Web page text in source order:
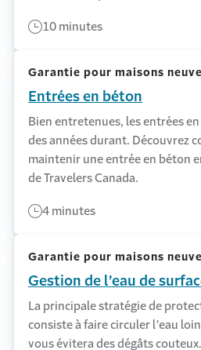
10 minutes
Garantie pour maisons
Entrées en béton
Bien entretenues, les entrées
des années durant. Découvrez
maintenir une entrée en béton
de Travelers Canada.
4 minutes
Garantie pour maisons
Gestion de l’eau de
La principale stratégie de
consiste à faire circuler l’eau
vous évitera des dégâts